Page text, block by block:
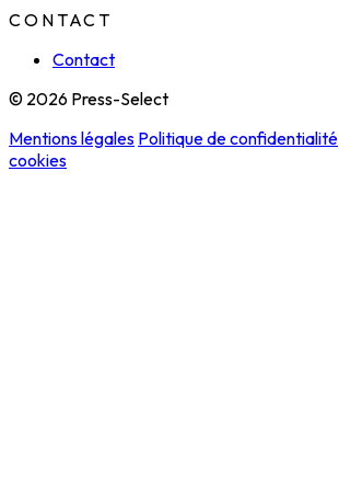
CONTACT
Contact
© 2026 Press-Select
Mentions légales Politique de confidentialité
cookies